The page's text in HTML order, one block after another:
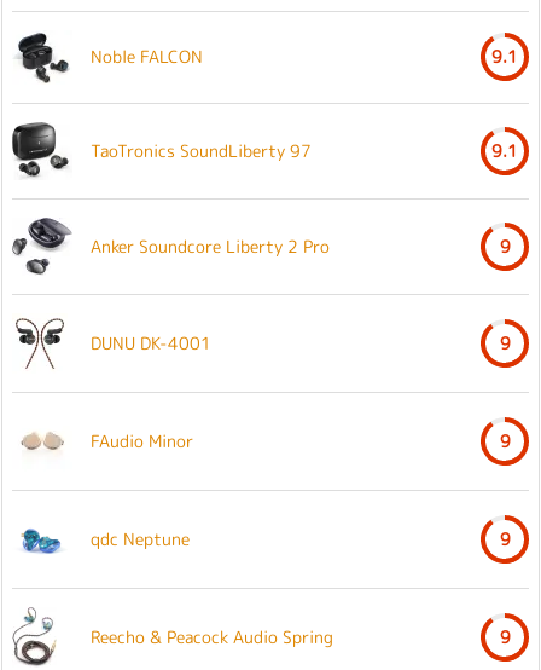
Noble FALCON 9.1
TaoTronics SoundLiberty 97 9.1
Anker Soundcore Liberty 2 Pro 9
DUNU DK-4001 9
FAudio Minor 9
qdc Neptune 9
Reecho & Peacock Audio Spring 9